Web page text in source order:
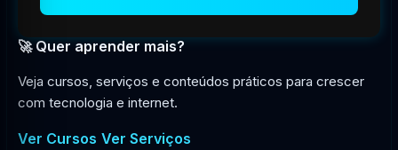
🚀 Quer aprender mais?
Veja cursos, serviços e conteúdos práticos para crescer
com tecnologia e internet.
Ver Cursos Ver Serviços